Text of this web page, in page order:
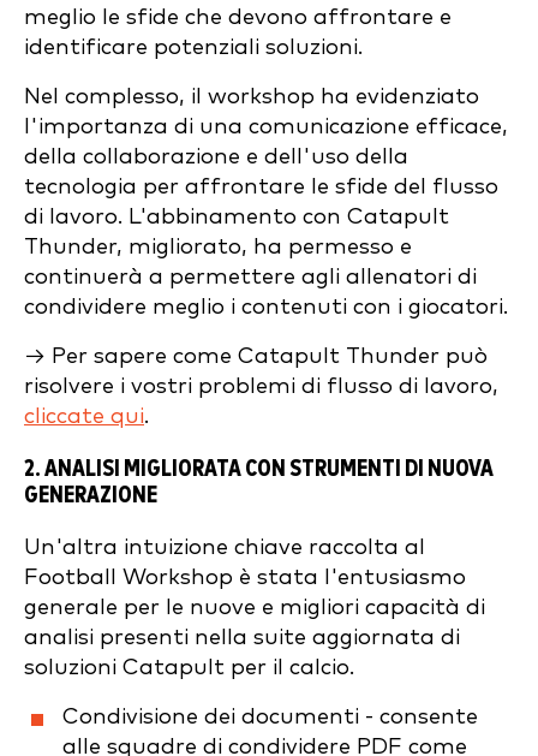
meglio le sfide che devono affrontare e
identificare potenziali soluzioni.
Nel complesso, il workshop ha evidenziato
l'importanza di una comunicazione efficace,
della collaborazione e dell'uso della
tecnologia per affrontare le sfide del flusso
di lavoro. L'abbinamento con Catapult
Thunder, migliorato, ha permesso e
continuerà a permettere agli allenatori di
condividere meglio i contenuti con i giocatori.
→ Per sapere come Catapult Thunder può
risolvere i vostri problemi di flusso di lavoro,
cliccate qui.
2. ANALISI MIGLIORATA CON STRUMENTI DI NUOVA
GENERAZIONE
Un'altra intuizione chiave raccolta al
Football Workshop è stata l'entusiasmo
generale per le nuove e migliori capacità di
analisi presenti nella suite aggiornata di
soluzioni Catapult per il calcio.
Condivisione dei documenti - consente
alle squadre di condividere PDF come